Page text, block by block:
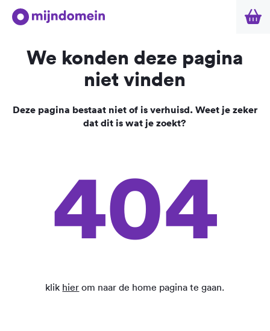
We konden deze pagina
niet vinden
Deze pagina bestaat niet of is verhuisd. Weet je zeker
dat dit is wat je zoekt?
404
klik hier om naar de home pagina te gaan.